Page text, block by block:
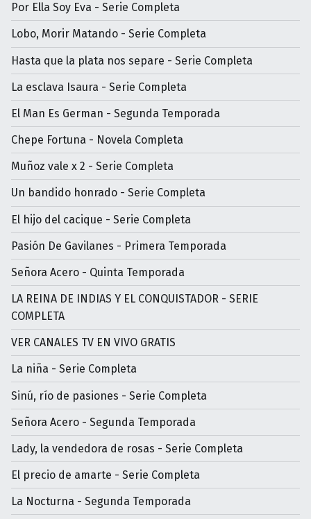
Por Ella Soy Eva - Serie Completa
Lobo, Morir Matando - Serie Completa
Hasta que la plata nos separe - Serie Completa
La esclava Isaura - Serie Completa
El Man Es German - Segunda Temporada
Chepe Fortuna - Novela Completa
Muñoz vale x 2 - Serie Completa
Un bandido honrado - Serie Completa
El hijo del cacique - Serie Completa
Pasión De Gavilanes - Primera Temporada
Señora Acero - Quinta Temporada
LA REINA DE INDIAS Y EL CONQUISTADOR - SERIE
COMPLETA
VER CANALES TV EN VIVO GRATIS
La niña - Serie Completa
Sinú, río de pasiones - Serie Completa
Señora Acero - Segunda Temporada
Lady, la vendedora de rosas - Serie Completa
El precio de amarte - Serie Completa
La Nocturna - Segunda Temporada